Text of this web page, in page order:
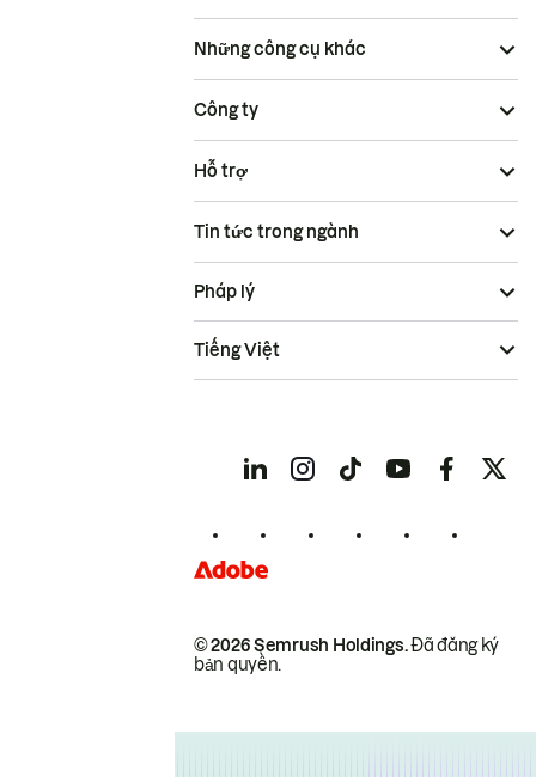
Những công cụ khác
Công ty
Hỗ trợ
Tin tức trong ngành
© 2026 Semrush Holdings.Đã đăng ký
bản quyền.
Pháp lý
Tiếng Việt